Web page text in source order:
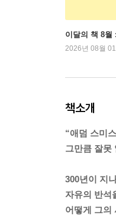
이달의 책 8월
2026년 08월
책소개
“애덤 스미
그만큼 잘못
300년이 지
자유의 반석
어떻게 그의